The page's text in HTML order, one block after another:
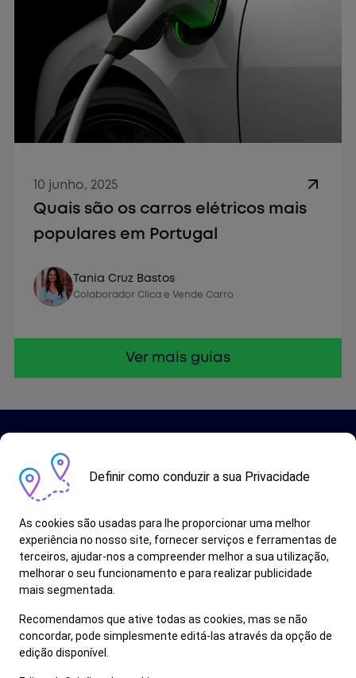
10 junho, 2025
Quais são os carros elétricos mais
populares em Portugal
Tania Cruz Bastos
Colaborador Clica e Vende Carro
Ver mais guias
Aviso legal
Politica de privacidade
Politica de cookies
Fale Connosco
Definir como conduzir a sua Privacidade
As cookies são usadas para lhe proporcionar uma melhor
experiência no nosso site, fornecer serviços e ferramentas de
terceiros, ajudar-nos a compreender melhor a sua utilização,
melhorar o seu funcionamento e para realizar publicidade
mais segmentada.
Recomendamos que ative todas as cookies, mas se não
concordar, pode simplesmente editá-las através da opção de
edição disponível.